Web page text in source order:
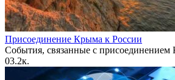
Присоединение Крыма к России
События, связанные с
03.2к.